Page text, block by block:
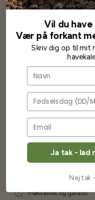
Har lige i går modtaget de
wauw en god kvalitet og
Som skrevet før når jeg
venlighed og god service.
Jeg vil klart anbefale
Karsten Larsen
Ofte
Frøkvalitet og garanti
Vil du
Vær på forkant
Skriv dig op til mit
Navn
Fødselsdag
Ja tak - lad
Nej tak